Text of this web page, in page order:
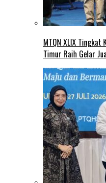
MTQN XLIX
Timur Raih Gelar